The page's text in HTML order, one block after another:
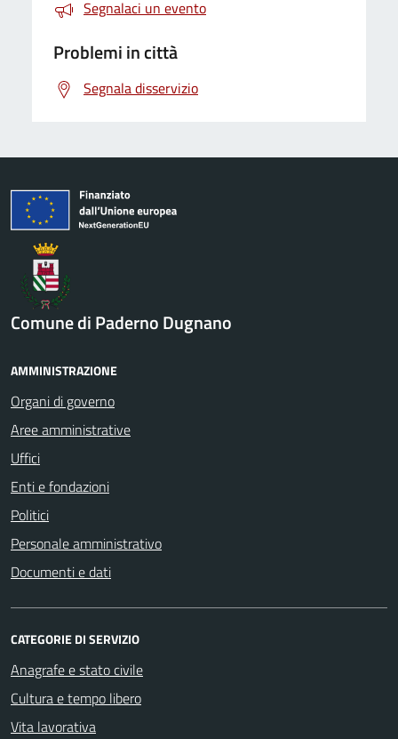
Segnalaci un evento
Problemi in città
Segnala disservizio
Comune di Paderno Dugnano
AMMINISTRAZIONE
Organi di governo
Aree amministrative
Uffici
Enti e fondazioni
Politici
Personale amministrativo
Documenti e dati
CATEGORIE DI SERVIZIO
Anagrafe e stato civile
Cultura e tempo libero
Vita lavorativa